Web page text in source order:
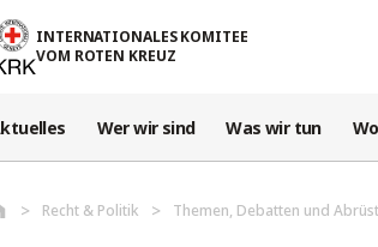
INTERNATIONALES KOMITEE
VOM ROTEN KREUZ
Wer wir sind Was wir tun
Recht & Politik Themen, Debatten und